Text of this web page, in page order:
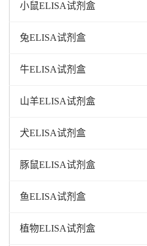
小鼠ELISA试剂盒
兔ELISA试剂盒
牛ELISA试剂盒
山羊ELISA试剂盒
犬ELISA试剂盒
豚鼠ELISA试剂盒
鱼ELISA试剂盒
植物ELISA试剂盒